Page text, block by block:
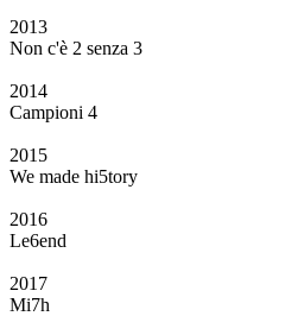
2013
Non c'è 2 senza 3
2014
Campioni 4
2015
We made hi5tory
2016
Le6end
2017
Mi7h